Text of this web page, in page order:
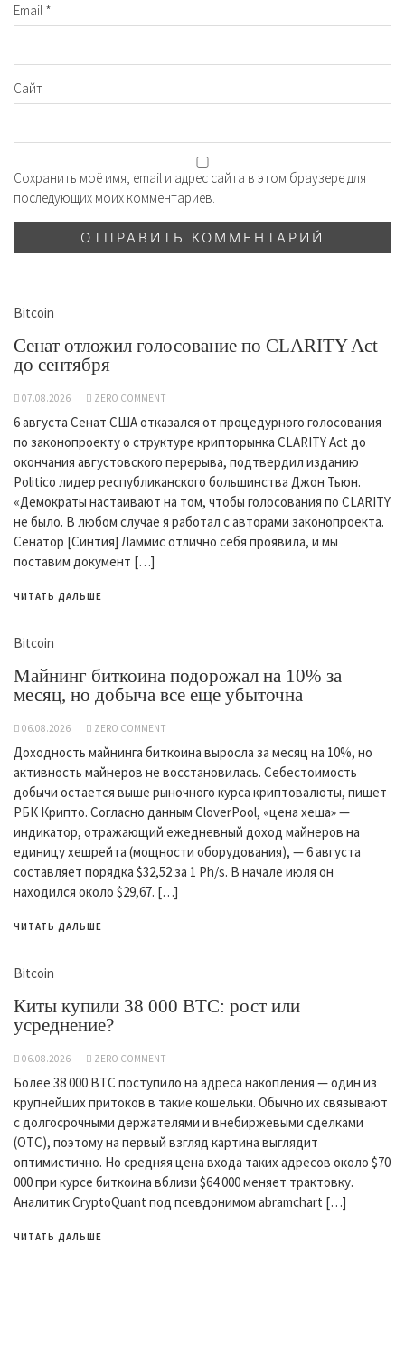
Email *
Сайт
Сохранить моё имя, email и адрес сайта в этом браузере для
последующих моих комментариев.
Bitcoin
Сенат отложил голосование по CLARITY Act
до сентября
07.08.2026 ZERO COMMENT
6 августа Сенат США отказался от процедурного голосования
по законопроекту о структуре крипторынка CLARITY Act до
окончания августовского перерыва, подтвердил изданию
Politico лидер республиканского большинства Джон Тьюн.
«Демократы настаивают на том, чтобы голосования по CLARITY
не было. В любом случае я работал с авторами законопроекта.
Сенатор [Синтия] Ламмис отлично себя проявила, и мы
поставим документ […]
ЧИТАТЬ ДАЛЬШЕ
Bitcoin
Майнинг биткоина подорожал на 10% за
месяц, но добыча все еще убыточна
06.08.2026 ZERO COMMENT
Доходность майнинга биткоина выросла за месяц на 10%, но
активность майнеров не восстановилась. Себестоимость
добычи остается выше рыночного курса криптовалюты, пишет
РБК Крипто. Согласно данным CloverPool, «цена хеша» —
индикатор, отражающий ежедневный доход майнеров на
единицу хешрейта (мощности оборудования), — 6 августа
составляет порядка $32,52 за 1 Ph/s. В начале июля он
находился около $29,67. […]
ЧИТАТЬ ДАЛЬШЕ
Bitcoin
Киты купили 38 000 BTC: рост или
усреднение?
06.08.2026 ZERO COMMENT
Более 38 000 BTC поступило на адреса накопления — один из
крупнейших притоков в такие кошельки. Обычно их связывают
с долгосрочными держателями и внебиржевыми сделками
(OTC), поэтому на первый взгляд картина выглядит
оптимистично. Но средняя цена входа таких адресов около $70
000 при курсе биткоина вблизи $64 000 меняет трактовку.
Аналитик CryptoQuant под псевдонимом abramchart […]
ЧИТАТЬ ДАЛЬШЕ